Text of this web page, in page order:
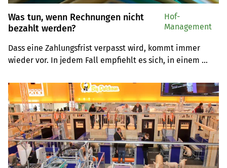
Was tun, wenn Rechnungen nicht
bezahlt werden?
Dass eine Zahlungsfrist verpasst wird, kommt immer
wieder vor. In jedem Fall empfiehlt es sich, in einem
erfolgreich verläuft, erklärt Michael Riboni, Leiter von
Agriexpert, wie es weiter geht.
Hof-
Management